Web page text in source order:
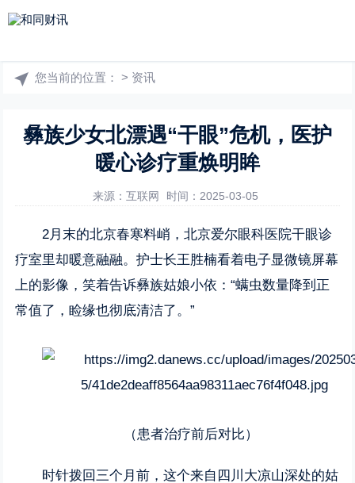
您当前的位置： > 资讯
彝族少女北漂遇“干眼”危机，医护
暖心诊疗重焕明眸
来源：互联网 时间：2025-03-05
2月末的北京春寒料峭，北京爱尔眼科医院干眼诊
疗室里却暖意融融。护士长王胜楠看着电子显微镜屏幕
上的影像，笑着告诉彝族姑娘小依：“螨虫数量降到正
常值了，睑缘也彻底清洁了。”
（患者治疗前后对比）
时针拨回三个月前，这个来自四川大凉山深处的姑